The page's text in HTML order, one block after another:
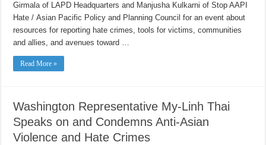
for
Hate
Live
Conversation
Girmala of LAPD Headquarters and Manjusha Kulkarni of Stop AAPI
Hate / Asian Pacific Policy and Planning Council for an event about
resources for reporting hate crimes, tools for victims, communities
and allies, and avenues toward …
Read More »
Washington Representative My-Linh Thai
Speaks on and Condemns Anti-Asian
Violence and Hate Crimes